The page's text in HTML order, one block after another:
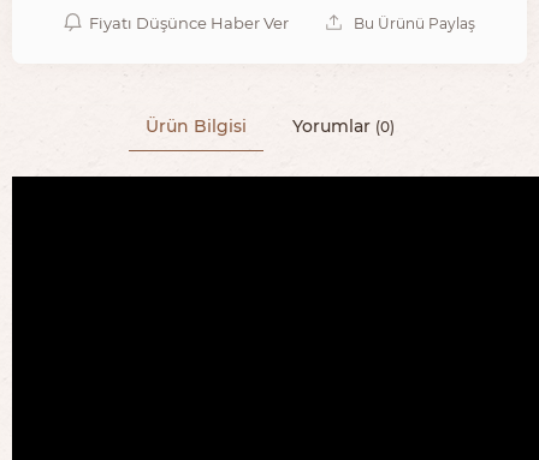
Fiyatı Düşünce Haber Ver Bu Ürünü Paylaş
Ürün Bilgisi Yorumlar (0)